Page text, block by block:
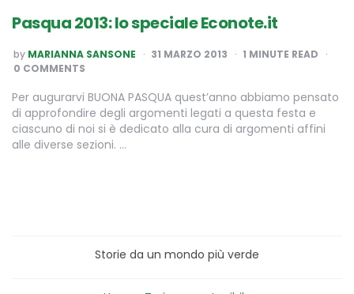
Pasqua 2013: lo speciale Econote.it
POSTED
BY
by MARIANNA SANSONE 31 MARZO 2013 1 MINUTE READ
0 COMMENTS
Per augurarvi BUONA PASQUA quest’anno abbiamo pensato
di approfondire degli argomenti legati a questa festa e
ciascuno di noi si è dedicato alla cura di argomenti affini
alle diverse sezioni. …
Storie da un mondo più verde